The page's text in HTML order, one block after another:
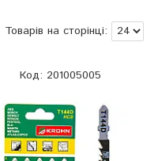
201005005